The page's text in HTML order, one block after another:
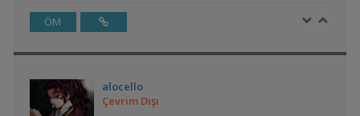
ÖM
alocello
Çevrim Dışı